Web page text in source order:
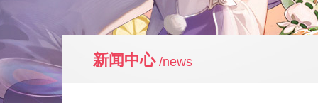
新闻中心 /news